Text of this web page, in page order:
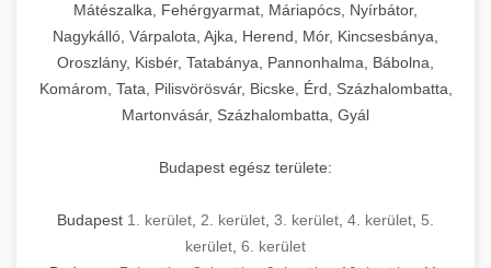
Mátészalka, Fehérgyarmat, Máriapócs, Nyírbátor,
Nagykálló, Várpalota, Ajka, Herend, Mór, Kincsesbánya,
Oroszlány, Kisbér, Tatabánya, Pannonhalma, Bábolna,
Komárom, Tata, Pilisvörösvár, Bicske, Érd, Százhalombatta,
Martonvásár, Százhalombatta, Gyál
Budapest egész területe:
Budapest 1. kerület 2. kerület 3. kerület 4. kerület 5.
kerület 6. kerület